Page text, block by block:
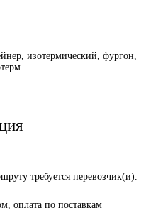
изотермический, фургон,
требуется перевозчик(и).
оплата по поставкам